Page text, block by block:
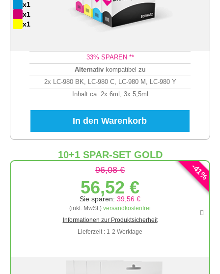
x1
x1
x1
33% SPAREN **
Alternativ kompatibel zu
2x LC-980 BK, LC-980 C, LC-980 M, LC-980 Y
Inhalt ca. 2x 6ml, 3x 5,5ml
In den Warenkorb
10+1 SPAR-SET GOLD
-
41
%
96,08 €
56,52 €
Sie sparen: 39,56 €
(inkl. MwSt.) versandkostenfrei
Informationen zur Produktsicherheit
Lieferzeit : 1-2 Werktage